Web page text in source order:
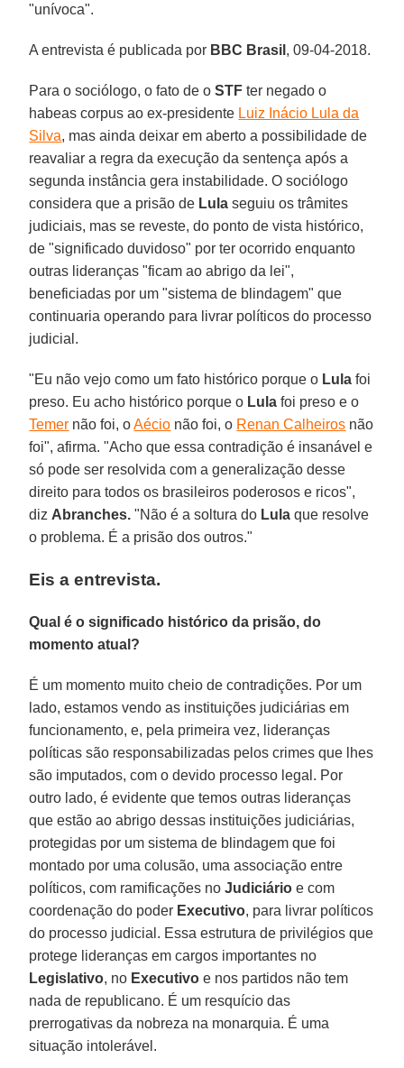
"unívoca".
A entrevista é publicada por BBC Brasil , 09-04-2018.
Para o sociólogo, o fato de oSTF ter negado o
habeas corpus ao ex-presidente Luiz Inácio Lula da
Silva, mas ainda deixar em aberto a possibilidade de
reavaliar a regra da execução da sentença após a
segunda instância gera instabilidade. O sociólogo
considera que a prisão de Lula seguiu os trâmites
judiciais, mas se reveste, do ponto de vista histórico,
de "significado duvidoso" por ter ocorrido enquanto
outras lideranças "ficam ao abrigo da lei",
beneficiadas por um "sistema de blindagem" que
continuaria operando para livrar políticos do processo
judicial.
"Eu não vejo como um fato histórico porque o Lula foi
preso. Eu acho histórico porque o Lula foi preso e o
Temer não foi, oAécio não foi, o Renan Calheiros não
foi", afirma. "Acho que essa contradição é insanável e
só pode ser resolvida com a generalização desse
direito para todos os brasileiros poderosos e ricos",
diz Abranches. "Não é a soltura do Lula que resolve
o problema. É a prisão dos outros."
Eis a entrevista.
Qual é o significado histórico da prisão, do
momento atual?
É um momento muito cheio de contradições. Por um
lado, estamos vendo as instituições judiciárias em
funcionamento, e, pela primeira vez, lideranças
políticas são responsabilizadas pelos crimes que lhes
são imputados, com o devido processo legal. Por
outro lado, é evidente que temos outras lideranças
que estão ao abrigo dessas instituições judiciárias,
protegidas por um sistema de blindagem que foi
montado por uma colusão, uma associação entre
políticos, com ramificações noJudiciário e com
coordenação do poder Executivo, para livrar políticos
do processo judicial. Essa estrutura de privilégios que
protege lideranças em cargos importantes no
Legislativo, no Executivo e nos partidos não tem
nada de republicano. É um resquício das
prerrogativas da nobreza na monarquia. É uma
situação intolerável.